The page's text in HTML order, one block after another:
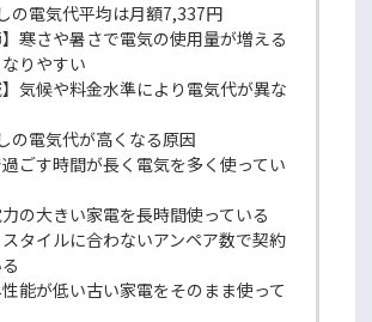
の電気代平均は月額7,337円
】寒さや暑さで電気の使用量が増える
りやすい
】気候や料金水準により電気代が異な
の電気代が高くなる原因
ごす時間が長く電気を多く使ってい
の大きい家電を長時間使っている
タイルに合わないアンペア数で契約
能が低い古い家電をそのまま使って